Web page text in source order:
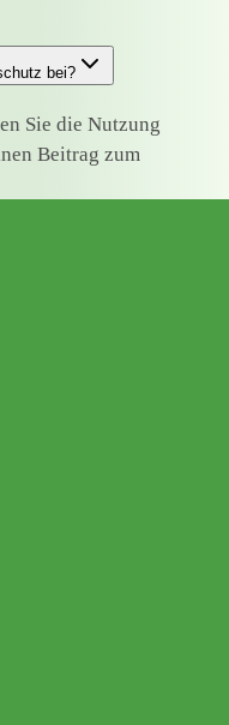
bei?
Sie die Nutzung
Beitrag zum